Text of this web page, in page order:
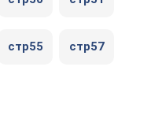
стр55 стр57